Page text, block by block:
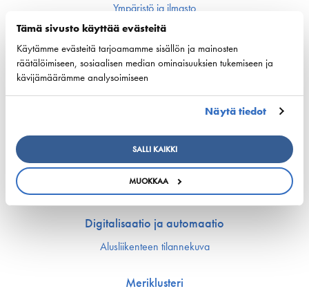
Tämä sivusto käyttää evästeitä
Käytämme evästeitä tarjoamamme sisällön ja mainosten
räätälöimiseen, sosiaalisen median ominaisuuksien tukemiseen ja
kävijämäärämme analysoimiseen
Näytä tiedot
SALLI KAIKKI
MUOKKAA
Ympäristö ja ilmasto
Varustamot panostavat uuteen teknologiaan ja
ympäristöystävällisiin ratkaisuihin uusissa aluksissa
Turvallisuus
Työmarkkinat ja osaaminen
Koulutus ja osaaminen
Suomen Varustamoiden Yrityskylä
Merenkulun HarjoitteluMylly
Ship Happens: Tutustu merenkulkualan mahdollisuuksiin
Digitalisaatio ja automaatio
Alusliikenteen tilannekuva
Meriklusteri